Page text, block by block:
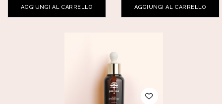
AGGIUNGI AL CARRELLO AGGIUNGI AL CARRELLO